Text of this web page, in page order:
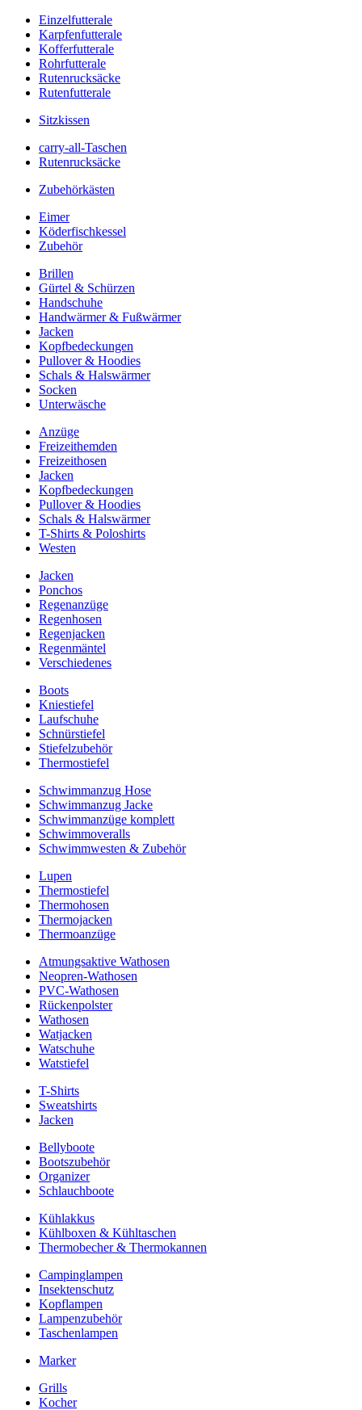
Einzelfutterale
Karpfenfutterale
Kofferfutterale
Rohrfutterale
Rutenrucksäcke
Rutenfutterale
Sitzkissen
carry-all-Taschen
Rutenrucksäcke
Zubehörkästen
Eimer
Köderfischkessel
Zubehör
Brillen
Gürtel & Schürzen
Handschuhe
Handwärmer & Fußwärmer
Jacken
Kopfbedeckungen
Pullover & Hoodies
Schals & Halswärmer
Socken
Unterwäsche
Anzüge
Freizeithemden
Freizeithosen
Jacken
Kopfbedeckungen
Pullover & Hoodies
Schals & Halswärmer
T-Shirts & Poloshirts
Westen
Jacken
Ponchos
Regenanzüge
Regenhosen
Regenjacken
Regenmäntel
Verschiedenes
Boots
Kniestiefel
Laufschuhe
Schnürstiefel
Stiefelzubehör
Thermostiefel
Schwimmanzug Hose
Schwimmanzug Jacke
Schwimmanzüge komplett
Schwimmoveralls
Schwimmwesten & Zubehör
Lupen
Thermostiefel
Thermohosen
Thermojacken
Thermoanzüge
Atmungsaktive Wathosen
Neopren-Wathosen
PVC-Wathosen
Rückenpolster
Wathosen
Watjacken
Watschuhe
Watstiefel
T-Shirts
Sweatshirts
Jacken
Bellyboote
Bootszubehör
Organizer
Schlauchboote
Kühlakkus
Kühlboxen & Kühltaschen
Thermobecher & Thermokannen
Campinglampen
Insektenschutz
Kopflampen
Lampenzubehör
Taschenlampen
Marker
Grills
Kocher